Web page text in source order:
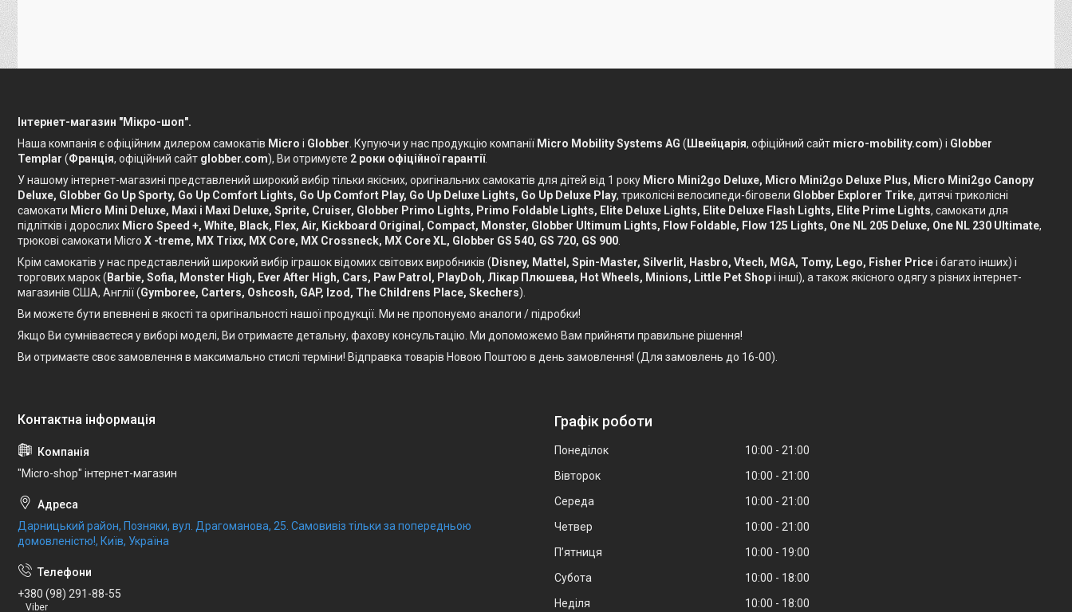
Інтернет-магазин "Мікро-шоп".
Наша компанія є офіційним дилером самокатів Micro і Globber . Купуючи у нас продукцію компанії Micro Mobility Systems AG ( Швейцарія, офіційний сайт micro-mobility.com) і Globber
Templar (Франція, офіційний сайт globber.com), Ви отримуєте 2 роки офіційної гарантії.
У нашому інтернет-магазині представлений широкий вибір тільки якісних, оригінальних самокатів для дітей від 1 року Micro Mini2go Deluxe, Micro Mini2go Deluxe Plus, Micro Mini2go Canopy
Deluxe, Globber Go Up Sporty, Go Up Comfort Lights, Go Up Comfort Play, Go Up Deluxe Lights, Go Up Deluxe Play, триколісні велосипеди-біговели Globber Explorer Trike, дитячі триколісні
самокати Micro Mini Deluxe, Maxi і Maxi Deluxe, Sprite, Cruiser, Globber Primo Lights, Primo Foldable Lights, Elite Deluxe Lights, Elite Deluxe Flash Lights, Elite Prime Lights, самокати для
підлітків і дорослих Micro Speed ​​+, White, Black, Flex, Air, Kickboard Original, Compact, Monster, Globber Ultimum Lights, Flow Foldable, Flow 125 Lights, One NL 205 Deluxe, One NL 230 Ultimate,
трюкові самокати Micro X -treme, MX Trixx, MX Core, MX Crossneck, MX Core XL, Globber GS 540, GS 720, GS 900
Крім самокатів у нас представлений широкий вибір іграшок відомих світових виробників ( Disney, Mattel, Spin-Master, Silverlit, Hasbro, Vtech, MGA, Tomy, Lego, Fisher Priceі багато інших) і
торгових марок ( Barbie, Sofia, Monster High, Ever After High, Cars, Paw Patrol, PlayDoh, Лікар Плюшева, Hot Wheels, Minions, Little Pet Shopі інші), а також якісного одягу з різних інтернет-
магазинів США, Англії (Gymboree, Carters, Oshcosh, GAP, Izod, The Childrens Place, Skechers).
Ви можете бути впевнені в якості та оригінальності нашої продукції. Ми не пропонуємо аналоги / підробки!
Якщо Ви сумніваєтеся у виборі моделі, Ви отримаєте детальну, фахову консультацію. Ми допоможемо Вам прийняти правильне рішення!
Ви отримаєте своє замовлення в максимально стислі терміни! Відправка товарів Новою Поштою в день замовлення! (Для замовлень до 16-00).
"Micro-shop" інтернет-магазин
Дарницький район, Позняки, вул. Драгоманова, 25. Самовивіз тільки за попередньою
домовленістю!, Київ, Україна
+380 (98) 291-88-55
Viber
Графік роботи
Понеділок 10:00
21:00
Вівторок
10:00
21:00
Середа
10:00
21:00
Четвер
10:00
21:00
Пʼятниця
10:00
19:00
Субота
10:00
18:00
Неділя
10:00 18:00